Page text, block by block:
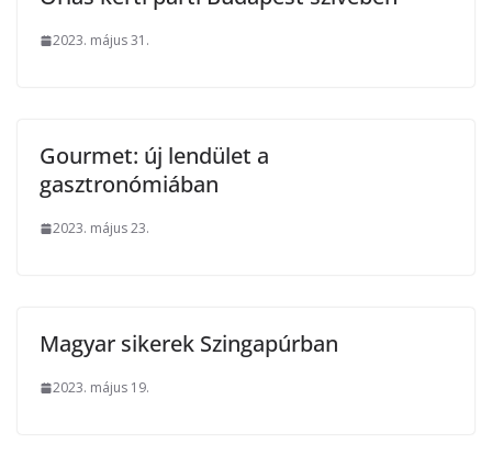
2023. május 31.
Gourmet: új lendület a
gasztronómiában
2023. május 23.
Magyar sikerek Szingapúrban
2023. május 19.